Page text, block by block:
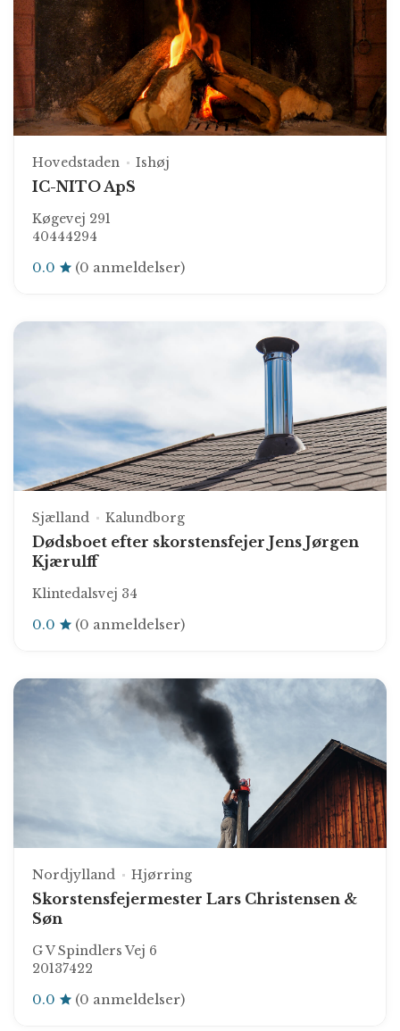
Hovedstaden Ishøj
IC-NITO ApS
Køgevej 291
40444294
0.0 (0 anmeldelser)
Sjælland Kalundborg
Dødsboet efter skorstensfejer Jens Jørgen
Kjærulff
Klintedalsvej 34
0.0 (0 anmeldelser)
Nordjylland Hjørring
Skorstensfejermester Lars Christensen &
Søn
G V Spindlers Vej 6
20137422
0.0 (0 anmeldelser)